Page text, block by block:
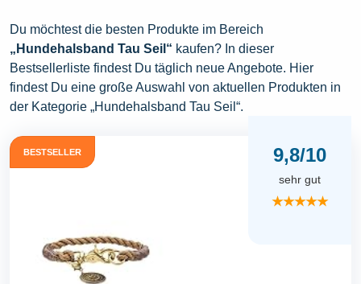
Du möchtest die besten Produkte im Bereich
„Hundehalsband Tau Seil“ kaufen? In dieser
Bestsellerliste findest Du täglich neue Angebote. Hier
findest Du eine große Auswahl von aktuellen Produkten in
der Kategorie „Hundehalsband Tau Seil“.
BESTSELLER 9,8/10
sehr gut
★★★★★